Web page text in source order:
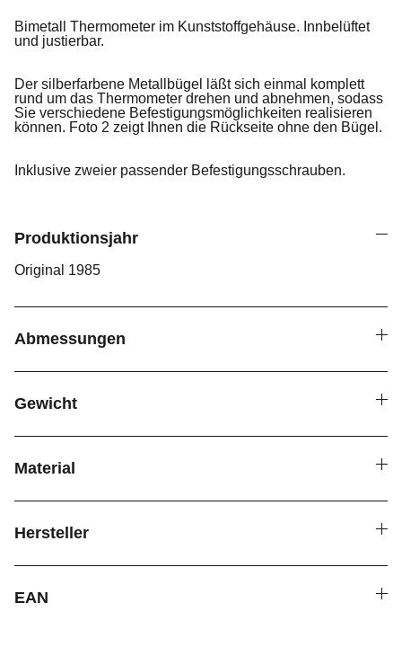
Bimetall Thermometer im Kunststoffgehäuse. Innbelüftet
und justierbar.
Der silberfarbene Metallbügel läßt sich einmal komplett
rund um das Thermometer drehen und abnehmen, sodass
Sie verschiedene Befestigungsmöglichkeiten realisieren
können. Foto 2 zeigt Ihnen die Rückseite ohne den Bügel.
Inklusive zweier passender Befestigungsschrauben.
Produktionsjahr
Original 1985
Abmessungen
Gewicht
Material
Hersteller
EAN